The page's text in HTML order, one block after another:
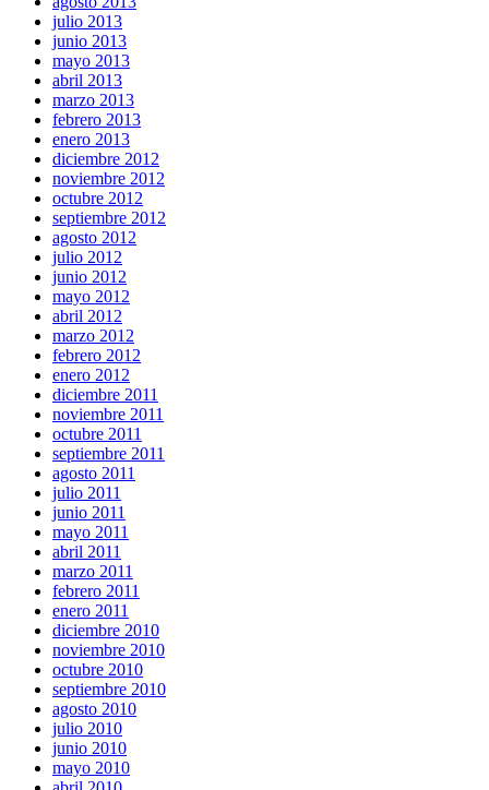
julio 2013
junio 2013
mayo 2013
abril 2013
marzo 2013
febrero 2013
enero 2013
diciembre 2012
noviembre 2012
octubre 2012
septiembre 2012
agosto 2012
julio 2012
junio 2012
mayo 2012
abril 2012
marzo 2012
febrero 2012
enero 2012
diciembre 2011
noviembre 2011
octubre 2011
septiembre 2011
agosto 2011
julio 2011
junio 2011
mayo 2011
abril 2011
marzo 2011
febrero 2011
enero 2011
diciembre 2010
noviembre 2010
octubre 2010
septiembre 2010
agosto 2010
julio 2010
junio 2010
mayo 2010